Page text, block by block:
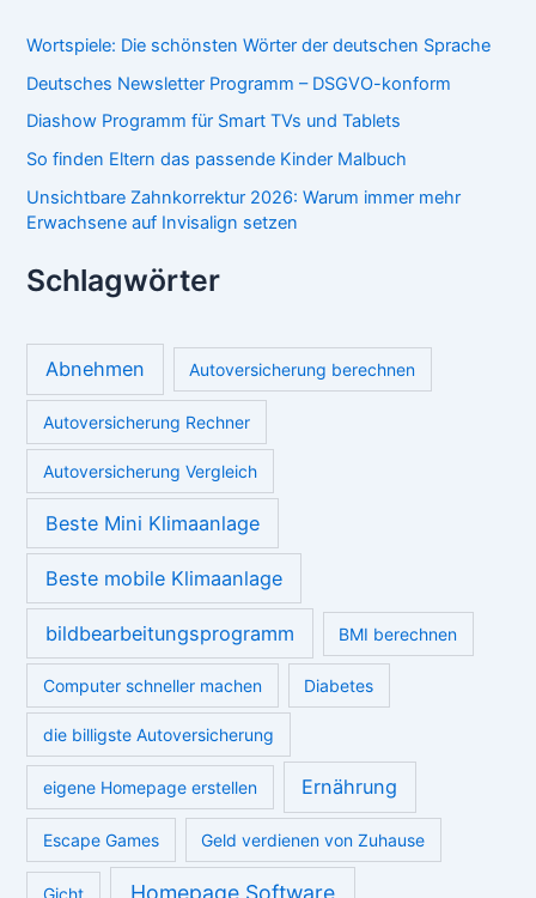
Wortspiele: Die schönsten Wörter der deutschen Sprache
Deutsches Newsletter Programm – DSGVO-konform
Diashow Programm für Smart TVs und Tablets
So finden Eltern das passende Kinder Malbuch
Unsichtbare Zahnkorrektur 2026: Warum immer mehr
Erwachsene auf Invisalign setzen
Schlagwörter
Abnehmen Autoversicherung berechnen
Autoversicherung Rechner
Autoversicherung Vergleich
Beste Mini Klimaanlage
Beste mobile Klimaanlage
bildbearbeitungsprogramm BMI berechnen
Computer schneller machen Diabetes
die billigste Autoversicherung
eigene Homepage erstellen Ernährung
Escape Games Geld verdienen von Zuhause